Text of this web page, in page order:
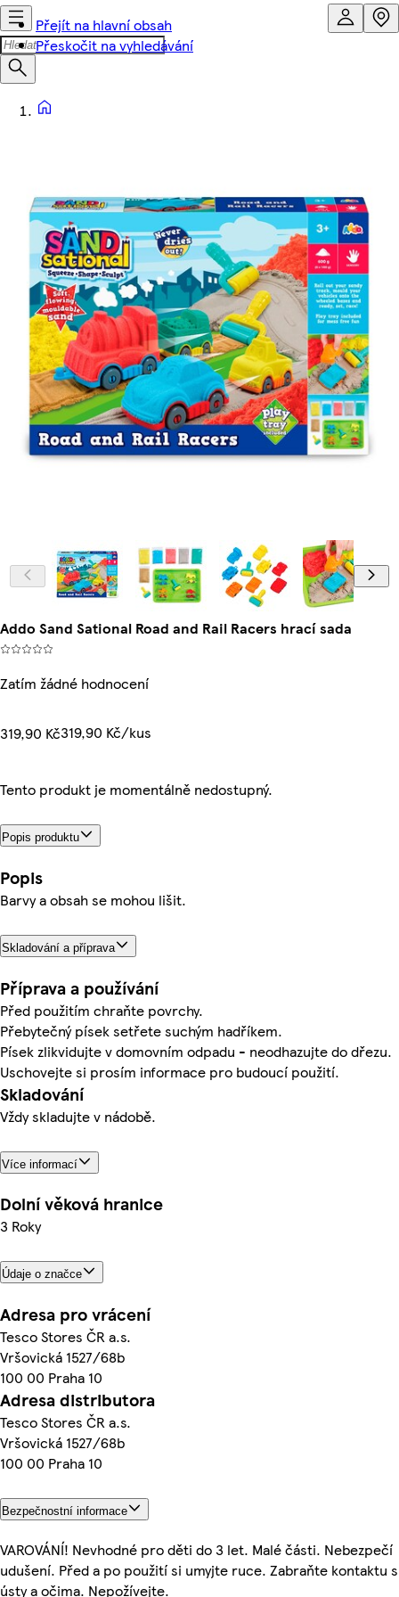
Přejít na hlavní obsah
Přeskočit na vyhledávání
Addo Sand Sational Road and Rail Racers hrací sada
Zatím žádné hodnocení
319,90 Kč319,90 Kč/kus
Tento produkt je momentálně nedostupný.
Popis produktu
Popis
Barvy a obsah se mohou lišit.
Skladování a příprava
Příprava a používání
Před použitím chraňte povrchy.
Přebytečný písek setřete suchým hadříkem.
Písek zlikvidujte v domovním odpadu - neodhazujte do dřezu.
Uschovejte si prosím informace pro budoucí použití.
Skladování
Vždy skladujte v nádobě.
Více informací
Dolní věková hranice
3 Roky
Údaje o značce
Adresa pro vrácení
Tesco Stores ČR a.s.
Vršovická 1527/68b
100 00 Praha 10
Adresa distributora
Tesco Stores ČR a.s.
Vršovická 1527/68b
100 00 Praha 10
Bezpečnostní informace
VAROVÁNÍ! Nevhodné pro děti do 3 let. Malé části. Nebezpečí
udušení. Před a po použití si umyjte ruce. Zabraňte kontaktu s
ústy a očima. Nepožívejte.